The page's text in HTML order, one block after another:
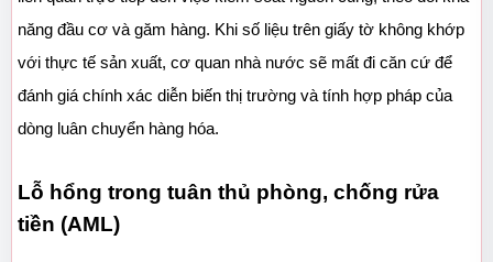
năng đầu cơ và găm hàng. Khi số liệu trên giấy tờ không khớp
với thực tế sản xuất, cơ quan nhà nước sẽ mất đi căn cứ để
đánh giá chính xác diễn biến thị trường và tính hợp pháp của
dòng luân chuyển hàng hóa.
Lỗ hổng trong tuân thủ phòng, chống rửa
tiền (AML)